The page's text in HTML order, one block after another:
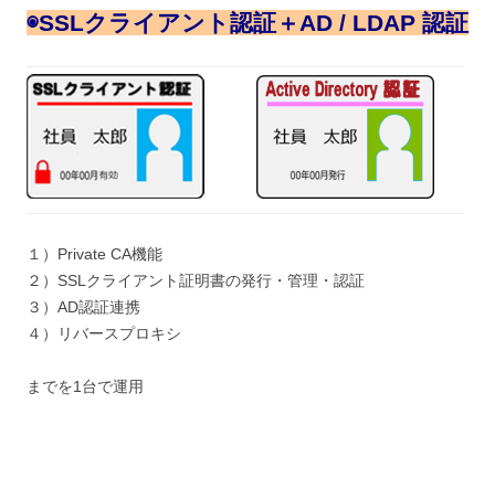
◉SSLクライアント認証＋AD / LDAP 認証
１）Private CA機能
２）SSLクライアント証明書の発行・管理・認証
３）AD認証連携
４）リバースプロキシ
までを1台で運用